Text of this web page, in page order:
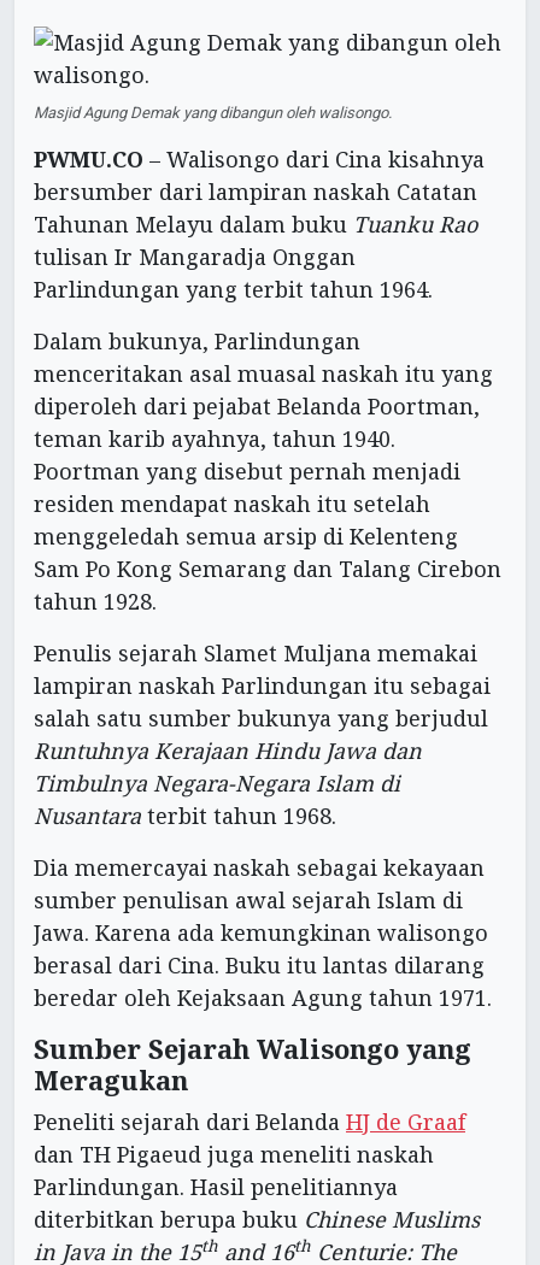
Masjid Agung Demak yang dibangun oleh walisongo.
PWMU.CO – Walisongo dari Cina kisahnya
bersumber dari lampiran naskah Catatan
Tahunan Melayu dalam buku Tuanku Rao
tulisan Ir Mangaradja Onggan
Parlindungan yang terbit tahun 1964.
Dalam bukunya, Parlindungan
menceritakan asal muasal naskah itu yang
diperoleh dari pejabat Belanda Poortman,
teman karib ayahnya, tahun 1940.
Poortman yang disebut pernah menjadi
residen mendapat naskah itu setelah
menggeledah semua arsip di Kelenteng
Sam Po Kong Semarang dan Talang Cirebon
tahun 1928.
Penulis sejarah Slamet Muljana memakai
lampiran naskah Parlindungan itu sebagai
salah satu sumber bukunya yang berjudul
Runtuhnya Kerajaan Hindu Jawa dan
Timbulnya Negara-Negara Islam di
Nusantara terbit tahun 1968.
Dia memercayai naskah sebagai kekayaan
sumber penulisan awal sejarah Islam di
Jawa. Karena ada kemungkinan walisongo
berasal dari Cina. Buku itu lantas dilarang
beredar oleh Kejaksaan Agung tahun 1971.
Sumber Sejarah Walisongo yang
Meragukan
Peneliti sejarah dari Belanda HJ de Graaf
dan TH Pigaeud juga meneliti naskah
Parlindungan. Hasil penelitiannya
diterbitkan berupa buku Chinese Muslims
in Java in the 15th and 16th Centurie: The